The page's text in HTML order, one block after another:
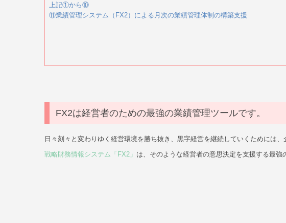
上記①から⑩
⑪業績管理システム（FX2）による月次の業績管理体制の構築支援
FX2は経営者のための最強の業績管理ツールです。
日々刻々と変わりゆく経営環境を勝ち抜き、黒字経営を継続していくためには
戦略財務情報システム「FX2」 は、そのような経営者の意思決定を支援する最強